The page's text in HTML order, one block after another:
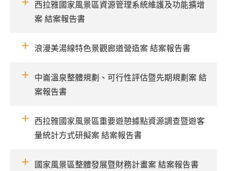
西拉雅國家風景區資源管理系統維護及功能擴增
案 結案報告書
浪漫美湯線特色景觀廊道營造案 結案報告書
中崙溫泉整體規劃、可行性評估暨先期規劃案 結
案報告書
西拉雅國家風景區重要遊憩據點資源調查暨遊客
量統計方式研擬案 結案報告書
國家風景區整體發展暨財務計畫案 結案報告書